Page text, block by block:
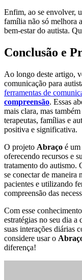
Enfim, ao se envolver,
família não só melhora
bem-estar do autista.
Conclusão e
Ao longo deste artigo,
comunicação para
ferramentas de
compreensão. Essas
mais clara, mas
terapeutas, famílias e
positiva e significativa.
O projeto Abraço é um
oferecendo recursos e
tratamento do autismo.
se conectar de maneira
pacientes e utilizando
compreensão das
Com esse
estratégias no seu dia a
suas interações diárias
considere usar o
diferença!